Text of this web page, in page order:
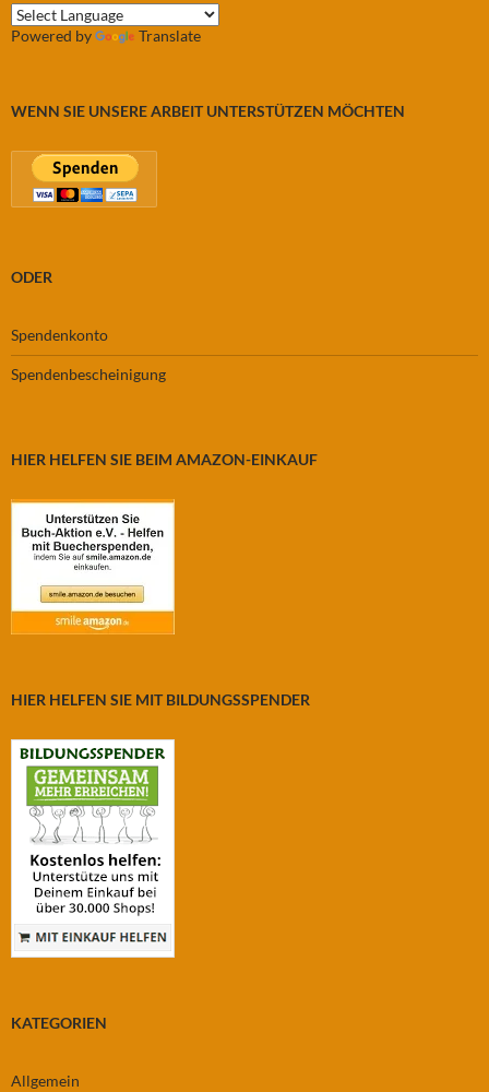
Powered by Translate
WENN SIE UNSERE ARBEIT UNTERSTÜTZEN MÖCHTEN
ODER
Spendenkonto
Spendenbescheinigung
HIER HELFEN SIE BEIM AMAZON-EINKAUF
HIER HELFEN SIE MIT BILDUNGSSPENDER
KATEGORIEN
Allgemein